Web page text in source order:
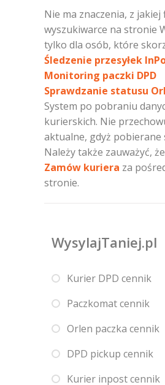
Nie ma znaczenia, z
wyszukiwarce na stronie
tylko dla osób, które
Śledzenie przesyłek
Monitoring paczki DPD
Sprawdzanie statusu
System po pobraniu
kurierskich. Nie
aktualne, gdyż pobierane
Należy także zauważyć,
Zamów kuriera za
stronie.
WysylajTaniej.pl
Kurier DPD cennik
Paczkomat cennik
Orlen paczka cennik
DPD pickup cennik
Kurier inpost cennik